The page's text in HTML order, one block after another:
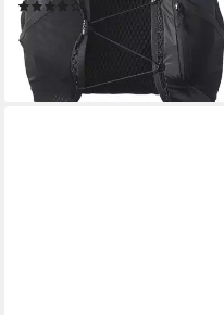
ab 92,99 € 115,00 €
-19%
lieferbar - in 1-2 Werktagen bei dir